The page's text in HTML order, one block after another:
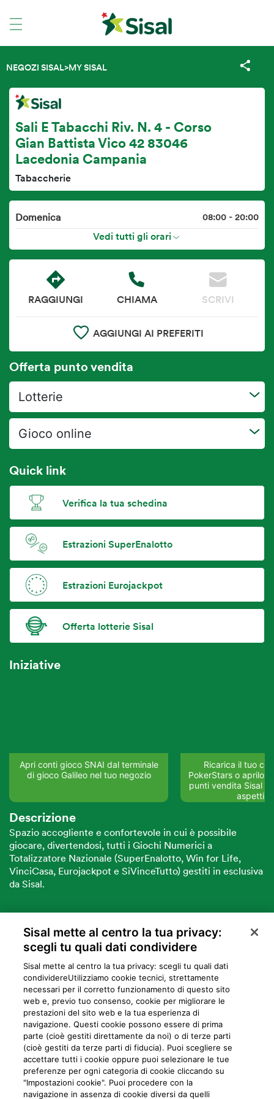
NEGOZI SISAL>MY SISAL
Sali E Tabacchi Riv. N. 4 - Corso
Gian Battista Vico 42 83046
Lacedonia Campania
Tabaccherie
Domenica 08:00 - 20:00
Vedi tutti gli orari
Offerta punto vendita
Lotterie
Gioco online
Quick link
Verifica la tua schedina
Estrazioni SuperEnalotto
Estrazioni Eurojackpot
Offerta lotterie Sisal
Iniziative
Apri conti gioco SNAI dal terminale
di gioco Galileo nel tuo negozio
Ricarica il tuo
PokerStars o aprilo
punti vendita Sisal
Descrizione
Spazio accogliente e confortevole in cui è possibile
giocare, divertendosi, tutti i Giochi Numerici a
Totalizzatore Nazionale (SuperEnalotto, Win for Life,
VinciCasa, Eurojackpot e SiVinceTutto) gestiti in esclusiva
da Sisal.
VUOI DIVENTARE PARTNER SISAL?
RAGGIUNGI CHIAMA SCRIVI
AGGIUNGI AI PREFERITI
Privacy Cookie Mappa del sito Preferiti Iniziative
Programma
fedeltà
Sisal mette al centro la tua privacy:
scegli tu quali dati condividere
Sisal mette al centro la tua privacy: scegli tu quali dati
condividere​Utilizziamo cookie tecnici, strettamente
necessari per il corretto funzionamento di questo sito
web e, previo tuo consenso, cookie per migliorare le
prestazioni del sito web e la tua esperienza di
navigazione. Questi cookie possono essere di prima
parte (cioè gestiti direttamente da noi) o di terze parti
(cioè gestiti da terze parti di fiducia). Puoi scegliere se
accettare tutti i cookie oppure puoi selezionare le tue
preferenze per ogni categoria di cookie cliccando su
"Impostazioni cookie". Puoi procedere con la
navigazione in assenza di cookie diversi da quelli